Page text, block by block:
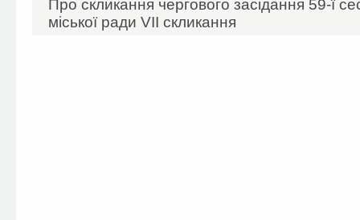
Про скликання чергового засідання 59-ї
міської ради VII скликання